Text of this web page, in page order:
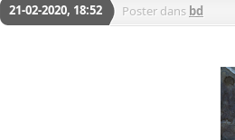
21-02-2020, 18:52 Poster dans bd